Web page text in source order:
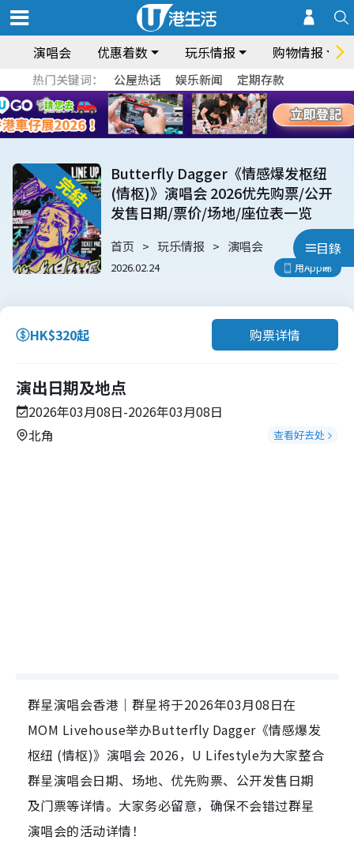
演唱会 优惠着数 玩乐情报 购物情报
热门关键词： 公屋热话 娱乐新闻 定期存款
目錄
Butterfly Dagger《情感爆发枢纽
(情枢)》演唱会 2026优先购票/公开
发售日期/票价/场地/座位表一览
首页 玩乐情报 演唱会
2026.02.24 用App睇
HK$320起 购票详情
演出日期及地点
2026年03月08日-2026年03月08日
北角
查看好去处
群星演唱会香港｜群星将于2026年03月08日在
MOM Livehouse举办Butterfly Dagger《情感爆发
枢纽 (情枢)》演唱会 2026，U Lifestyle为大家整合
群星演唱会日期、场地、优先购票、公开发售日期
及门票等详情。大家务必留意，确保不会错过群星
演唱会的活动详情！